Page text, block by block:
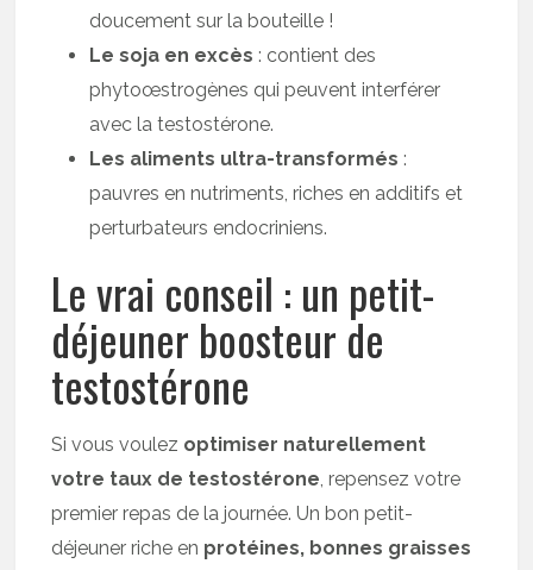
doucement sur la bouteille !
Le soja en excès : contient des
phytoœstrogènes qui peuvent interférer
avec la testostérone.
Les aliments ultra-transformés :
pauvres en nutriments, riches en additifs et
perturbateurs endocriniens.
Le vrai conseil : un petit-
déjeuner boosteur de
testostérone
Si vous voulez optimiser naturellement
votre taux de testostérone, repensez votre
premier repas de la journée. Un bon petit-
déjeuner riche en protéines, bonnes graisses